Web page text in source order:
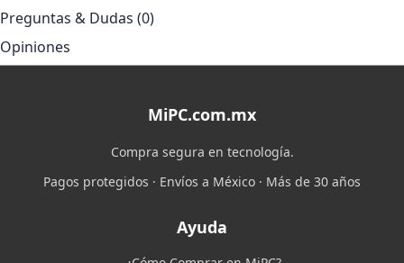
Preguntas & Dudas (0)
Opiniones
MiPC.com.mx
Compra segura en tecnología.
Pagos protegidos · Envíos a México · Más de 30 años
Ayuda